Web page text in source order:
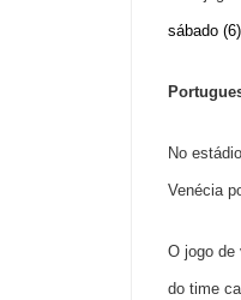
sábado
No
Venécia
O jogo de
do time